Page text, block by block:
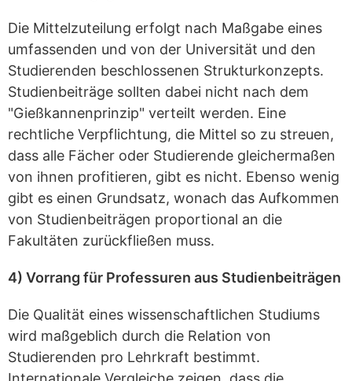
Die Mittelzuteilung erfolgt nach Maßgabe eines
umfassenden und von der Universität und den
Studierenden beschlossenen Strukturkonzepts.
Studienbeiträge sollten dabei nicht nach dem
"Gießkannenprinzip" verteilt werden. Eine
rechtliche Verpflichtung, die Mittel so zu streuen,
dass alle Fächer oder Studierende gleichermaßen
von ihnen profitieren, gibt es nicht. Ebenso wenig
gibt es einen Grundsatz, wonach das Aufkommen
von Studienbeiträgen proportional an die
Fakultäten zurückfließen muss.
4) Vorrang für Professuren aus Studienbeiträgen
Die Qualität eines wissenschaftlichen Studiums
wird maßgeblich durch die Relation von
Studierenden pro Lehrkraft bestimmt.